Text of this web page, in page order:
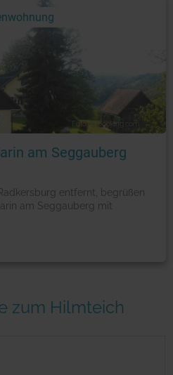
Foto: © booking.com
am Seggauberg
entfernt, begrüßen
am Seggauberg mit
zum Hilmteich